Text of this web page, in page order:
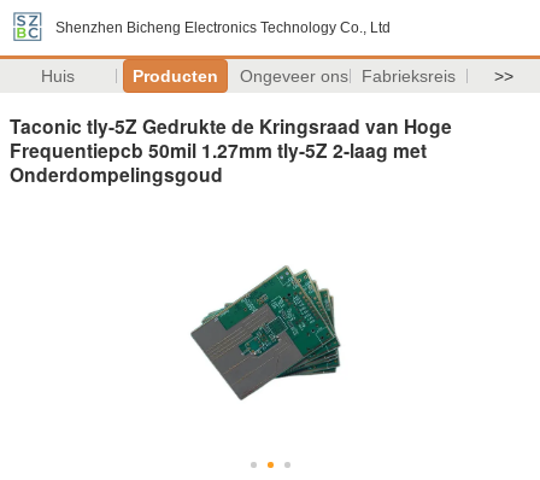
Shenzhen Bicheng Electronics Technology Co., Ltd
Huis Producten Ongeveer ons Fabrieksreis >>
Taconic tly-5Z Gedrukte de Kringsraad van Hoge
Frequentiepcb 50mil 1.27mm tly-5Z 2-laag met
Onderdompelingsgoud